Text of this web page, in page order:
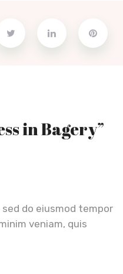
in Bagery”
do eiusmod tempor
veniam, quis